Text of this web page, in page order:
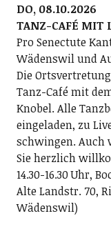
DO, 08.10.2026
TANZ-CAFÉ MIT
Pro Senectute
Wädenswil und
Die
Tanz-Café mit
Knobel. Alle
eingeladen, zu
schwingen. Auch
Sie herzlich
14.30-16.30 Uhr,
Alte Landstr. 70,
Wädenswil)